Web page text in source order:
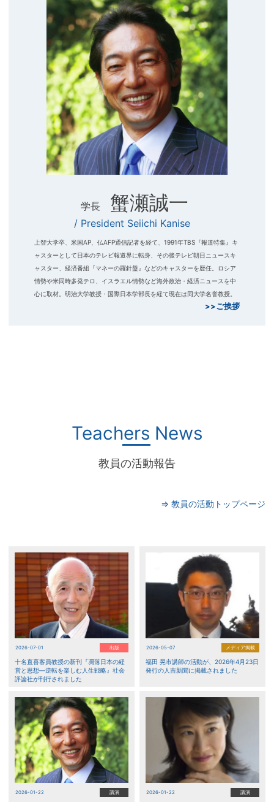
学長 蟹瀬誠一
/ President Seiichi Kanise
上智大学卒、米国AP、仏AFP通信記者を経て、1991年TBS『報道特集』キ
ャスターとして日本のテレビ報道界に転身、その後テレビ朝日ニュースキ
ャスター、経済番組『マネーの羅針盤』などのキャスターを歴任。ロシア
情勢や米同時多発テロ、イスラエル情勢など海外政治・経済ニュースを中
心に取材。明治大学教授・国際日本学部長を経て現在は同大学名誉教授。
>>ご挨拶
Teachers News
教員の活動報告
⇒ 教員の活動トップページ
2026-07-01 出版
十名直喜客員教授の新刊『凋落日本の経
営と思想―逆転を楽しむ人生戦略』社会
評論社が刊行されました
2026-05-07 メディア掲載
福田 晃市講師の活動が、2026年4月23日
発行の人吉新聞に掲載されました
2026-01-22 講演 2026-01-22 講演